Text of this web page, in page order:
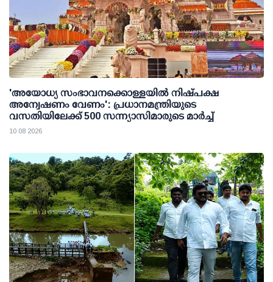
'അയോധ്യ സംഭാവനക്കൊള്ളയില്‍ നിഷ്പക്ഷ
അന്വേഷണം വേണം': പ്രധാനമന്ത്രിയുടെ
വസതിയിലേക്ക് 500 സന്ന്യാസിമാരുടെ മാര്‍ച്ച്
10 08 2026